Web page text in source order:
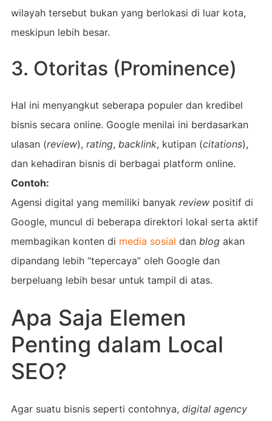
wilayah tersebut bukan yang berlokasi di luar kota,
meskipun lebih besar.
3. Otoritas (Prominence)
Hal ini menyangkut seberapa populer dan kredibel
bisnis secara online. Google menilai ini berdasarkan
ulasan (review), rating, backlink, kutipan (citations),
dan kehadiran bisnis di berbagai platform online.
Contoh:
Agensi digital yang memiliki banyak review positif di
Google, muncul di beberapa direktori lokal serta aktif
membagikan konten di media sosial dan blog akan
dipandang lebih “tepercaya” oleh Google dan
berpeluang lebih besar untuk tampil di atas.
Apa Saja Elemen
Penting dalam Local
SEO?
Agar suatu bisnis seperti contohnya, digital agency